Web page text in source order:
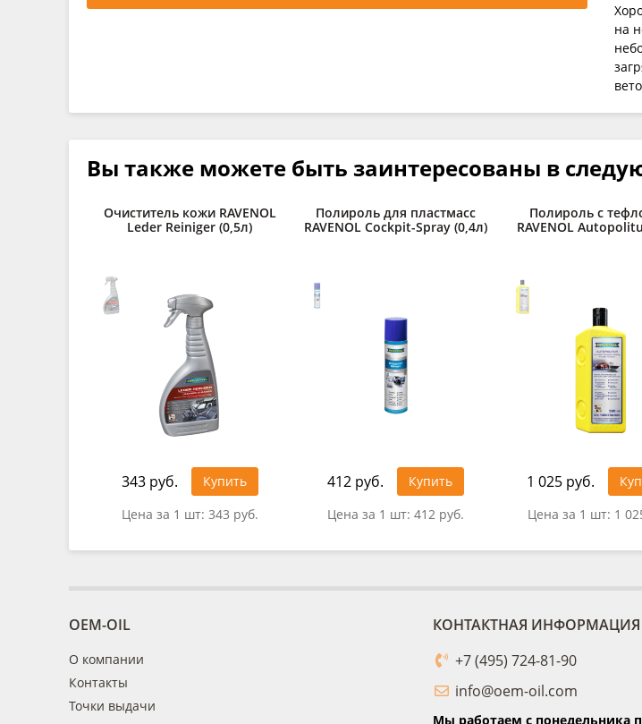
на
Вы также можете быть заинтересованы в
Очиститель кожи RAVENOL
Leder Reiniger (0,5л)
343 руб.
Купить
Цена за 1 шт: 343 руб.
Полироль для пластмасс
RAVENOL Cockpit-Spray (0,4л)
412 руб.
Купить
Цена за 1 шт: 412 руб.
Полироль с
RAVENOL
1 025 руб.
Цена за 1 шт: 1
OEM-OIL
О компании
Контакты
Точки выдачи
КОНТАКТНАЯ ИНФОРМАЦИЯ
+7 (495) 724-81-90
info@oem-oil.com
Мы работаем с понедельника